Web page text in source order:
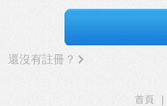
還沒有註冊？
首頁